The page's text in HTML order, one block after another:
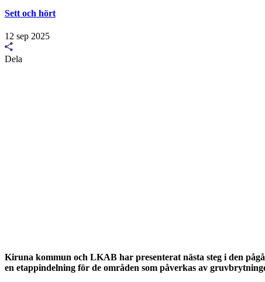
Sett och hört
12 sep 2025
Dela
Kiruna kommun och LKAB har presenterat nästa steg i den
en etappindelning för de områden som påverkas av